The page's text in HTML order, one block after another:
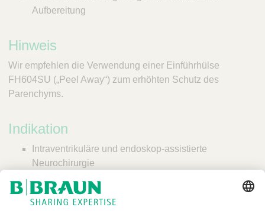
Aufbereitung
Hinweis
Wir empfehlen die Verwendung einer Einführhülse
FH604SU („Peel Away“) zum erhöhten Schutz des
Parenchyms.
Indikation
Intraventrikuläre und endoskop-assistierte
Neurochirurgie